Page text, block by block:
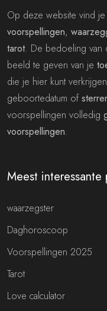
Op deze website vind je
voorspellingen,
tarot. De bedoeling van
beeld te geven van je
die je hier kunt
geboortedatum of
voorspellingen volledig
voorspellingen.
Meest interessante
waarzegster
Daghoroscoop
Voorspellingen 2025
Tarot
Love calculator